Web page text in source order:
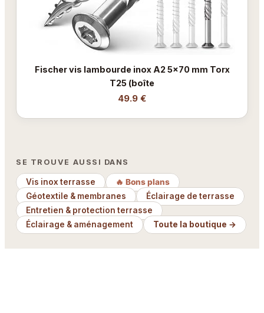
Fischer vis lambourde inox A2 5x70 mm Torx
T25 (boîte
49.9 €
SE TROUVE AUSSI DANS
Vis inox terrasse
🔥 Bons plans
Géotextile & membranes
Éclairage de terrasse
Entretien & protection terrasse
Éclairage & aménagement
Toute la boutique →